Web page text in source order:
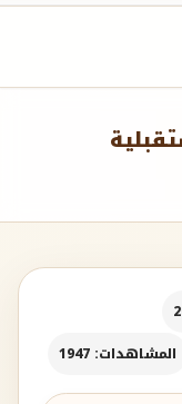
المشاهدات: 1947